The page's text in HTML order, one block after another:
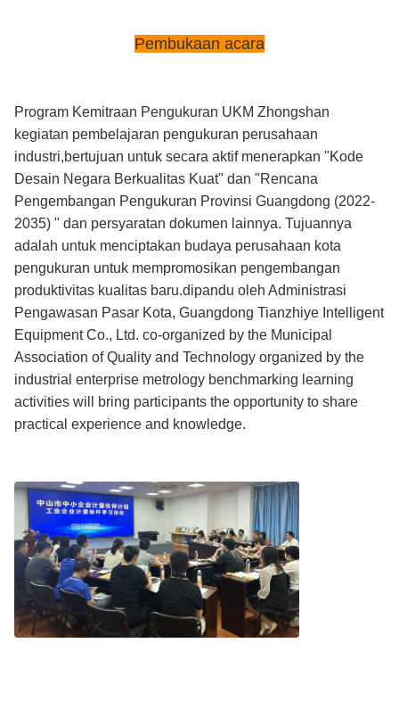
Pembukaan acara
Program Kemitraan Pengukuran UKM Zhongshan
kegiatan pembelajaran pengukuran perusahaan
industri,bertujuan untuk secara aktif menerapkan "Kode
Desain Negara Berkualitas Kuat" dan "Rencana
Pengembangan Pengukuran Provinsi Guangdong (2022-
2035) " dan persyaratan dokumen lainnya. Tujuannya
adalah untuk menciptakan budaya perusahaan kota
pengukuran untuk mempromosikan pengembangan
produktivitas kualitas baru.dipandu oleh Administrasi
Pengawasan Pasar Kota, Guangdong Tianzhiye Intelligent
Equipment Co., Ltd. co-organized by the Municipal
Association of Quality and Technology organized by the
industrial enterprise metrology benchmarking learning
activities will bring participants the opportunity to share
practical experience and knowledge.